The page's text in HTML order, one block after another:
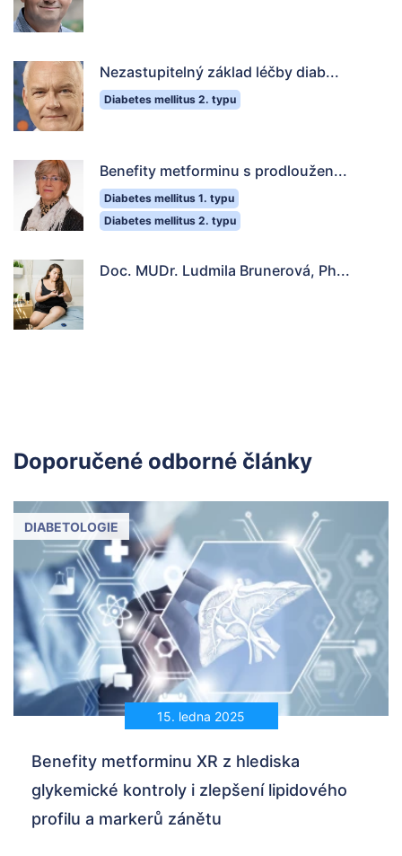
Nezastupitelný základ léčby diab...
Diabetes mellitus 2. typu
Benefity metforminu s prodloužen...
Diabetes mellitus 1. typu
Diabetes mellitus 2. typu
Doc. MUDr. Ludmila Brunerová, Ph...
Doporučené odborné články
15. ledna 2025
DIABETOLOGIE
Benefity metforminu XR z hlediska
glykemické kontroly i zlepšení lipidového
profilu a markerů zánětu